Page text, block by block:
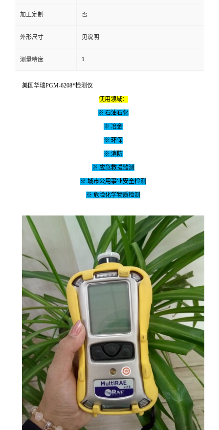
加工定制 否
外形尺寸 见说明
测量精度 1
美国华瑞PGM-6208*检测仪
使用领域：
※ 石油石化
※ 冶金
※ 环保
※ 消防
※ 应急救援监测
※ 城市公用事业安全检测
※ 危险化学物质检测